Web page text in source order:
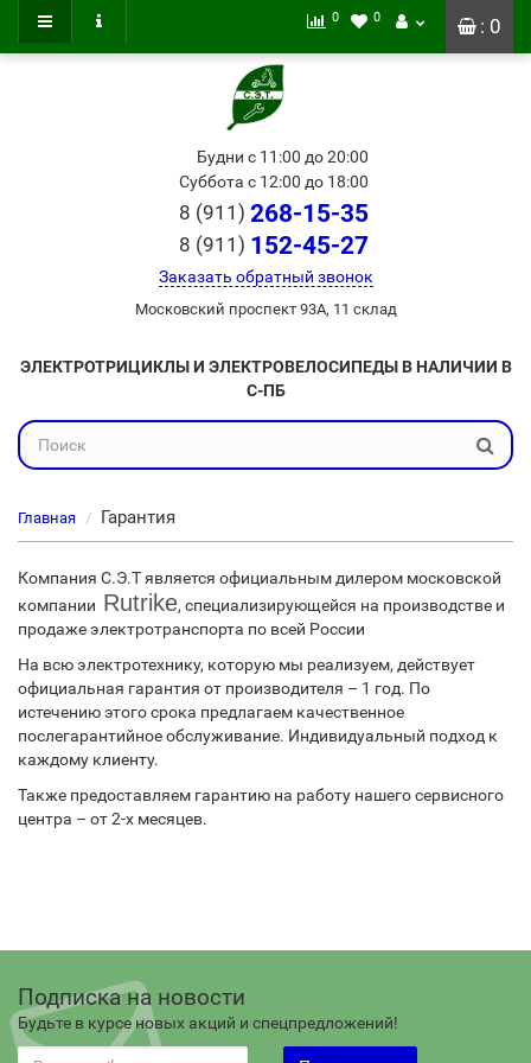
: 0
0 0
Будни с 11:00 до 20:00
Суббота с 12:00 до 18:00
8 (911) 268-15-35
8 (911) 152-45-27
Заказать обратный звонок
Московский проспект 93А, 11 склад
ЭЛЕКТРОТРИЦИКЛЫ И ЭЛЕКТРОВЕЛОСИПЕДЫ В НАЛИЧИИ В
С-ПБ
Главная Гарантия
Компания С.Э.Т является официальным дилером московской
компании Rutrike, специализирующейся на производстве и
продаже электротранспорта по всей России
На всю электротехнику, которую мы реализуем, действует
официальная гарантия от производителя – 1 год. По
истечению этого срока предлагаем качественное
послегарантийное обслуживание. Индивидуальный подход к
каждому клиенту.
Также предоставляем гарантию на работу нашего сервисного
центра – от 2-х месяцев.
Подписка на новости
Будьте в курсе новых акций и спецпредложений!